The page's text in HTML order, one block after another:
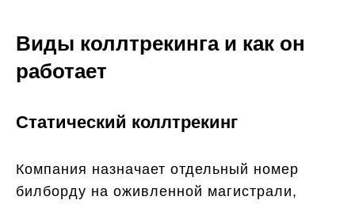
Виды коллтрекинга и как он
работает
Статический коллтрекинг
Компания назначает отдельный номер
билборду на оживленной магистрали,